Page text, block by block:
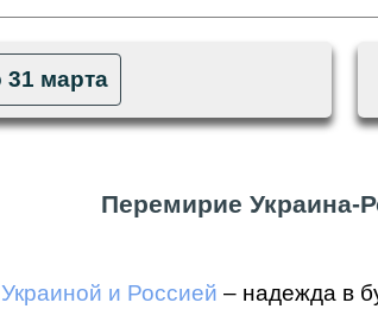
31 марта
Перемирие Украина-
и Россией – надежда в